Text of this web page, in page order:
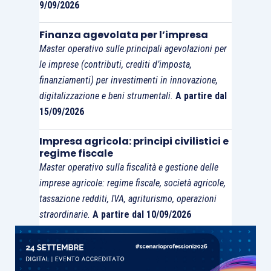
del limite di 130.000 euro all’anno. In ogni caso
perònon potrà mai qualificarsi come
associazione sportiva dilettantistica(o meglio,
sarà una qualifica irrilevante), perché questa
definizione – e tutta la normativa ad essa
collegata – non trova una sua propria identità
all’interno delle disposizioni del Codice del Terzo
Settore.
È molto importante fare chiarezza sul punto, per
consentire agli enti divalutarecon precisione la
propria posizione e decidere, se del caso, di
porre in essere tutti gli adempimenti necessari
per collocarsi all’interno dell’uno o dell’altro dei
grandi raggruppamenti
(ETS o ASD) che si
9/09/2026
Finanza agevolata per l’impresa
Master operativo sulle principali agevolazioni per
le imprese (contributi, crediti d’imposta,
finanziamenti) per investimenti in innovazione,
digitalizzazione e beni strumentali. A partire dal
15/09/2026
Impresa agricola: principi civilistici e
regime fiscale
Master operativo sulla fiscalità e gestione delle
imprese agricole: regime fiscale, società agricole,
tassazione redditi, IVA, agriturismo, operazioni
straordinarie. A partire dal 10/09/2026